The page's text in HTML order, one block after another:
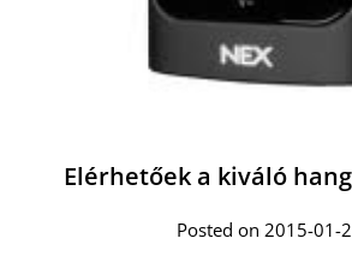
Elérhetőek a kiváló
Posted on 2015-01-